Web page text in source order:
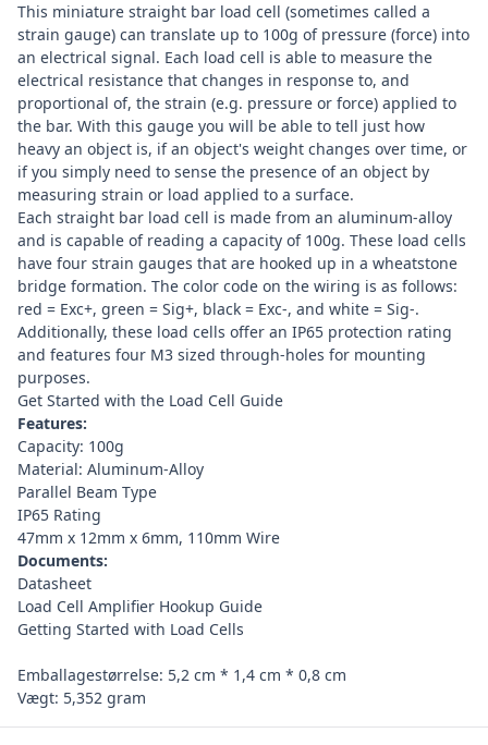
This miniature straight bar load cell (sometimes called a
strain gauge) can translate up to 100g of pressure (force) into
an electrical signal. Each load cell is able to measure the
electrical resistance that changes in response to, and
proportional of, the strain (e.g. pressure or force) applied to
the bar. With this gauge you will be able to tell just how
heavy an object is, if an object's weight changes over time, or
if you simply need to sense the presence of an object by
measuring strain or load applied to a surface.
Each straight bar load cell is made from an aluminum-alloy
and is capable of reading a capacity of 100g. These load cells
have four strain gauges that are hooked up in a wheatstone
bridge formation. The color code on the wiring is as follows:
red = Exc+, green = Sig+, black = Exc-, and white = Sig-.
Additionally, these load cells offer an IP65 protection rating
and features four M3 sized through-holes for mounting
purposes.
Get Started with the Load Cell Guide
Features:
Capacity: 100g
Material: Aluminum-Alloy
Parallel Beam Type
IP65 Rating
47mm x 12mm x 6mm, 110mm Wire
Documents:
Datasheet
Load Cell Amplifier Hookup Guide
Getting Started with Load Cells
Emballagestørrelse: 5,2 cm * 1,4 cm * 0,8 cm
Vægt: 5,352 gram